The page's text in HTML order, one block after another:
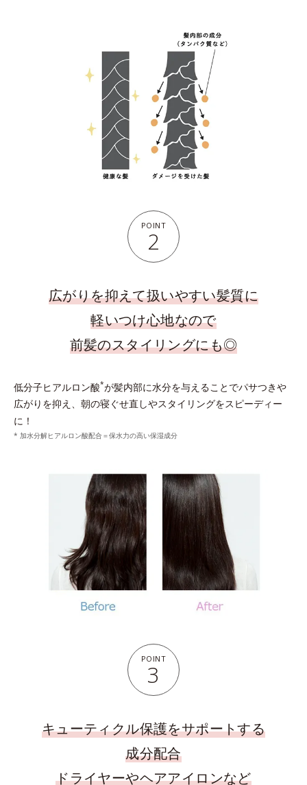
POINT
2
広がりを抑えて扱いやすい髪質に
軽いつけ心地なので
前髪のスタイリングにも◎
低分子ヒアルロン酸*が髪内部に水分を与えることでパサつきや
広がりを抑え、朝の寝ぐせ直しやスタイリングをスピーディー
に！
* 加水分解ヒアルロン酸配合＝保水力の高い保湿成分
POINT
3
キューティクル保護をサポートする
成分配合
ドライヤーやヘアアイロンなど